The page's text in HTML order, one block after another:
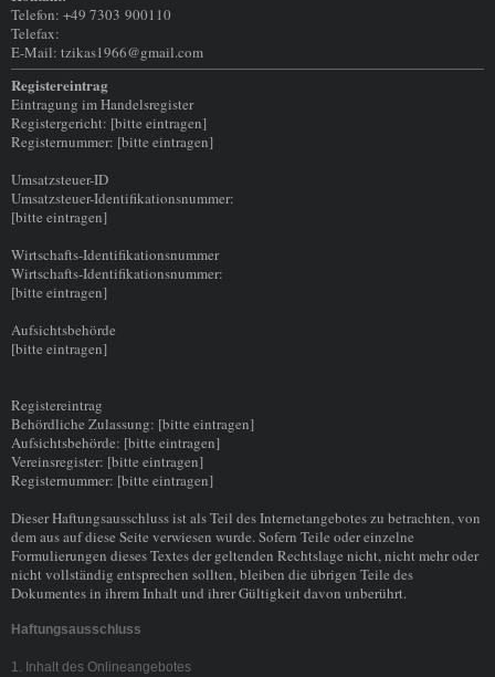
Telefon: +49 7303 900110
Telefax:
E-Mail: tzikas1966@gmail.com
Registereintrag
Eintragung im Handelsregister
Registergericht: [bitte eintragen]
Registernummer: [bitte eintragen]
Umsatzsteuer-ID
Umsatzsteuer-Identifikationsnummer:
[bitte eintragen]
Wirtschafts-Identifikationsnummer
Wirtschafts-Identifikationsnummer:
[bitte eintragen]
Aufsichtsbehörde
[bitte eintragen]
Registereintrag
Behördliche Zulassung: [bitte eintragen]
Aufsichtsbehörde: [bitte eintragen]
Vereinsregister: [bitte eintragen]
Registernummer: [bitte eintragen]
Dieser Haftungsausschluss ist als Teil des Internetangebotes zu betrachten, von
dem aus auf diese Seite verwiesen wurde. Sofern Teile oder einzelne
Formulierungen dieses Textes der geltenden Rechtslage nicht, nicht mehr oder
nicht vollständig entsprechen sollten, bleiben die übrigen Teile des
Dokumentes in ihrem Inhalt und ihrer Gültigkeit davon unberührt.
Haftungsausschluss
1. Inhalt des Onlineangebotes